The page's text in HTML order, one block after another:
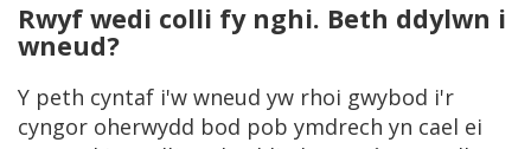
Rwyf wedi colli fy nghi. Beth ddylwn i
wneud?
Y peth cyntaf i'w wneud yw rhoi gwybod i'r
cyngor oherwydd bod pob ymdrech yn cael ei